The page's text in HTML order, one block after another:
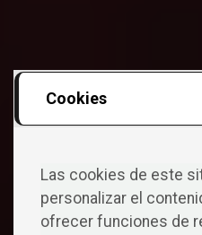
Cookies
Las cookies de este
personalizar el
ofrecer funciones de